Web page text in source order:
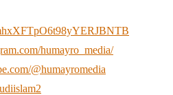
humayro_media/
@humayromedia